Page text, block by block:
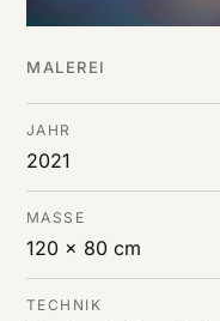
MALEREI
JAHR
2021
MASSE
120 x 80 cm
TECHNIK